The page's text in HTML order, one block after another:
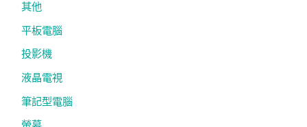
其他
平板電腦
投影機
液晶電視
筆記型電腦